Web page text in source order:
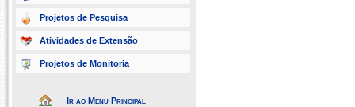
Projetos de Pesquisa
Atividades de Extensão
Projetos de Monitoria
Ir ao Menu Principal